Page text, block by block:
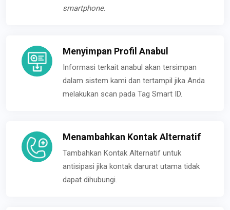
smartphone.
Menyimpan Profil Anabul
Informasi terkait anabul akan tersimpan
dalam sistem kami dan tertampil jika Anda
melakukan scan pada Tag Smart ID.
Menambahkan Kontak Alternatif
Tambahkan Kontak Alternatif untuk
antisipasi jika kontak darurat utama tidak
dapat dihubungi.